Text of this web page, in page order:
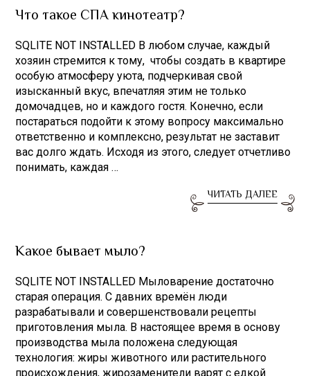
Что такое СПА кинотеатр?
SQLITE NOT INSTALLED В любом случае, каждый
хозяин стремится к тому, чтобы создать в квартире
особую атмосферу уюта, подчеркивая свой
изысканный вкус, впечатляя этим не только
домочадцев, но и каждого гостя. Конечно, если
постараться подойти к этому вопросу максимально
ответственно и комплексно, результат не заставит
вас долго ждать. Исходя из этого, следует отчетливо
понимать, каждая …
ЧИТАТЬ ДАЛЕЕ
Какое бывает мыло?
SQLITE NOT INSTALLED Мыловарение достаточно
старая операция. С давних времён люди
разрабатывали и совершенствовали рецепты
приготовления мыла. В настоящее время в основу
производства мыла положена следующая
технология: жиры животного или растительного
происхождения, жирозаменители варят с едкой